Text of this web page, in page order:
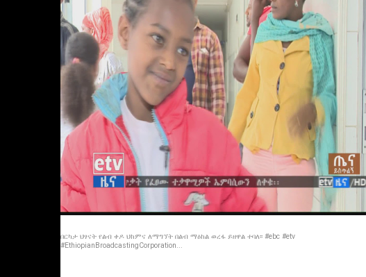
በርካታ ህፃናት የልብ ቀዶ ህክምና ለማግኘት በልብ ማዕከል ወረፋ ይዘዋል ተባለ፡፡ #ebc #etv
#EthiopianBroadcastingCorporation...